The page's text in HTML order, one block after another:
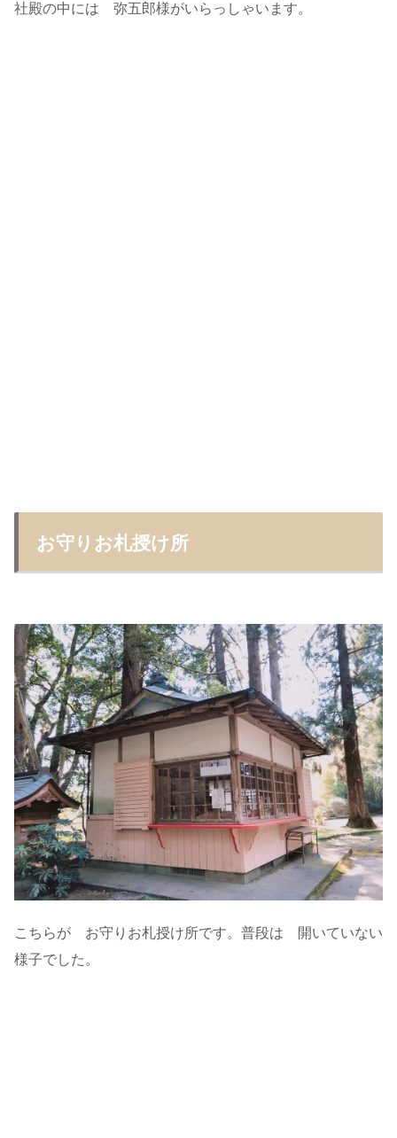
社殿の中には 弥五郎様がいらっしゃいます。
お守りお札授け所
こちらが お守りお札授け所です。普段は 開いていない
様子でした。